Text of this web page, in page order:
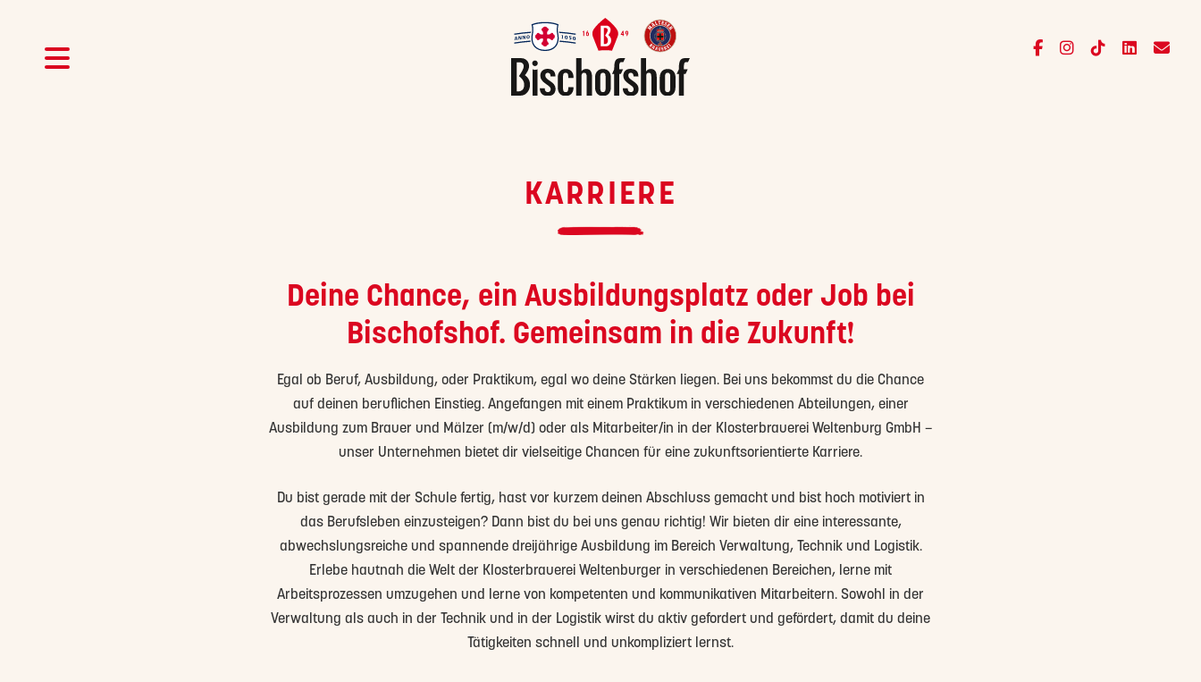
KARRIERE
Deine Chance, ein Ausbildungsplatz oder Job bei
Bischofshof. Gemeinsam in die Zukunft!
Egal ob Beruf, Ausbildung, oder Praktikum, egal wo deine Stärken liegen. Bei uns bekommst du die Chance
auf deinen beruflichen Einstieg. Angefangen mit einem Praktikum in verschiedenen Abteilungen, einer
Ausbildung zum Brauer und Mälzer (m/w/d) oder als Mitarbeiter/in in der Klosterbrauerei Weltenburg GmbH –
unser Unternehmen bietet dir vielseitige Chancen für eine zukunftsorientierte Karriere.
Du bist gerade mit der Schule fertig, hast vor kurzem deinen Abschluss gemacht und bist hoch motiviert in
das Berufsleben einzusteigen? Dann bist du bei uns genau richtig! Wir bieten dir eine interessante,
abwechslungsreiche und spannende dreijährige Ausbildung im Bereich Verwaltung, Technik und Logistik.
Erlebe hautnah die Welt der Klosterbrauerei Weltenburger in verschiedenen Bereichen, lerne mit
Arbeitsprozessen umzugehen und lerne von kompetenten und kommunikativen Mitarbeitern. Sowohl in der
Verwaltung als auch in der Technik und in der Logistik wirst du aktiv gefordert und gefördert, damit du deine
Tätigkeiten schnell und unkompliziert lernst.